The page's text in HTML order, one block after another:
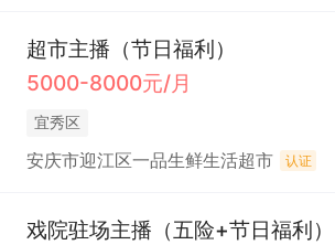
超市主播（节日福利）
5000-8000元/月
宜秀区
安庆市迎江区一品生鲜生活超市 认证
戏院驻场主播（五险+节日福利）